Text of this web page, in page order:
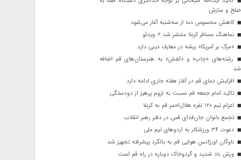
صلح و سازش
کاهش محسوس دما از سه‌شنبه آغاز می‌شود
نماهنگ مسافر کربلا منتشر شد + ویدئو
«مرگ بر آمریکا» ریشه در معارف دینی دارد
رشته‌های «چاپ» و «کفش» به هنرستان‌های قم اضافه
شد
افزایش دمای قم در آغاز هفته جاری ادامه دارد
تاکید امام جمعه قم نسبت به لزوم پرهیز از دودستگی
اعزام تیم ۱۲۰ نفره هلال‌احمر قم به کربلا
تجمع بانوان جان‌فدای قمی در دفتر رهبر انقلاب
دعوت ۳۴ ورزشکار به اردوهای تیم ملی
ناوگان اورژانس هوایی قم به بالگرد پیشرفته تجهیز شد
وزش باد شدید و گردوخاک دوباره در راه قم است